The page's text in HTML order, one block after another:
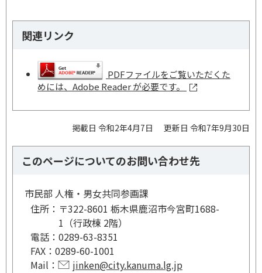
関連リンク
PDFファイルをご覧いただくた
めには、Adobe Reader が必要です。
掲載日 令和2年4月7日 更新日 令和7年9月30日
このページについてのお問い合わせ先
市民部 人権・男女共同参画課
住所： 〒322-8601 栃木県鹿沼市今宮町1688-
1（行政棟 2階）
電話： 0289-63-8351
FAX： 0289-60-1001
Mail：
jinken@city.kanuma.lg.jp